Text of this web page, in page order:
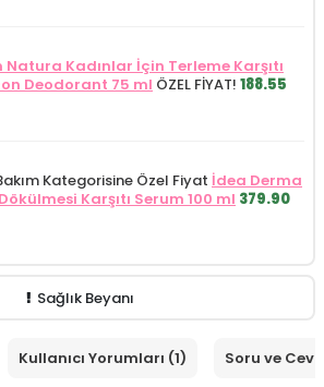
Natura Kadınlar İçin Terleme Karşıtı
Deodorant 75 ml ÖZEL FİYAT! 188.55
Kategorisine Özel Fiyat İdea Derma
Karşıtı Serum 100 ml 379.90
Sağlık Beyanı
Kullanıcı Yorumları (1) Soru ve